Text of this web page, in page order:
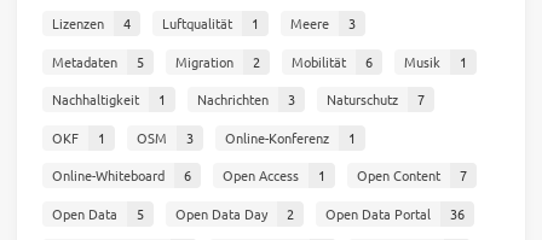
Lizenzen
4 Luftqualität 1 Meere
3
Metadaten
5 Migration 2 Mobilität 6 Musik
1
Nachhaltigkeit
1 Nachrichten 3 Naturschutz
7
OKF
1 OSM 3 Online-Konferenz
1
Online-Whiteboard
6 Open Access 1 Open Content
7
Open Data
5 Open Data Day 2 Open Data Portal
36